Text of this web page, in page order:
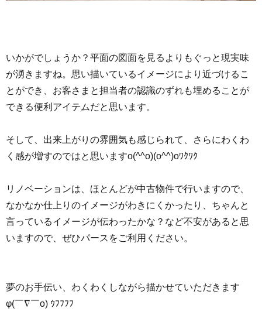
いかがでしょうか？平面の図面を見るよりもぐっと現実味
が湧きますね。思い描いているイメージにより近づけるこ
とができ、お客さまと担当者の認識のずれも埋めることが
できる便利アイテムだと思います。
そして、出来上がりの雰囲気も感じられて、さらにわくわ
く感が増すのではと思いますo(^^o)(o^^)oﾜｸﾜｸ
リノベーションは、ほとんどが中古物件で行いますので、
なかなか仕上りのイメージがわきにくかったり、ちゃんと
言っているイメージが伝わったかな？など不安があると思
いますので、ぜひパースをご利用ください。
夢のお手伝い、わくわくしながら描かせていただきます
φ(￣∇￣o) ｳﾌﾌﾌﾌ